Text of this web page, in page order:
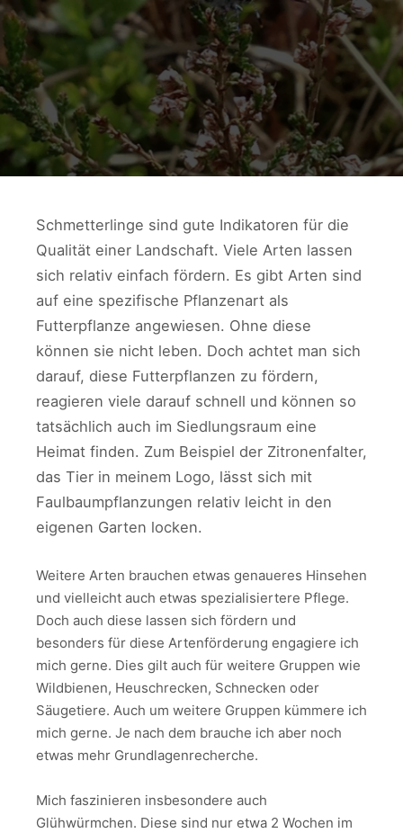
Schmetterlinge sind gute Indikatoren für die
Qualität einer Landschaft. Viele Arten lassen
sich relativ einfach fördern. Es gibt Arten sind
auf eine spezifische Pflanzenart als
Futterpflanze angewiesen. Ohne diese
können sie nicht leben. Doch achtet man sich
darauf, diese Futterpflanzen zu fördern,
reagieren viele darauf schnell und können so
tatsächlich auch im Siedlungsraum eine
Heimat finden. Zum Beispiel der Zitronenfalter,
das Tier in meinem Logo, lässt sich mit
Faulbaumpflanzungen relativ leicht in den
eigenen Garten locken.
Weitere Arten brauchen etwas genaueres Hinsehen
und vielleicht auch etwas spezialisiertere Pflege.
Doch auch diese lassen sich fördern und
besonders für diese Artenförderung engagiere ich
mich gerne. Dies gilt auch für weitere Gruppen wie
Wildbienen, Heuschrecken, Schnecken oder
Säugetiere. Auch um weitere Gruppen kümmere ich
mich gerne. Je nach dem brauche ich aber noch
etwas mehr Grundlagenrecherche.
Mich faszinieren insbesondere auch
Glühwürmchen. Diese sind nur etwa 2 Wochen im